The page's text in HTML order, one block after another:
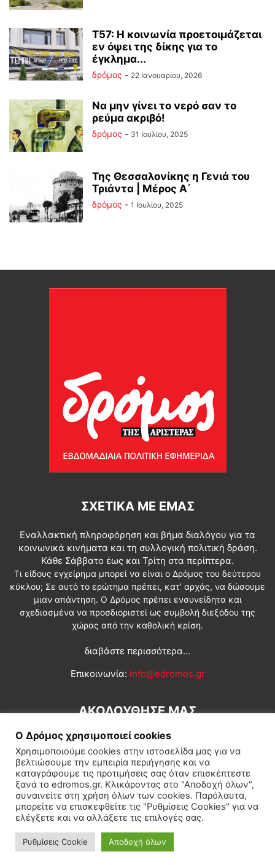
Τ57: Η κοινωνία προετοιμάζεται
εν όψει της δίκης για το
έγκλημα...
δρόμος - 22 Ιανουαρίου, 2026
Να μην γίνει το νερό σαν το
ρεύμα ακριβό!
δρόμος - 31 Ιουλίου, 2025
Της Θεσσαλονίκης η Γενιά του
Τριάντα | Μέρος Α΄
δρόμος - 1 Ιουλίου, 2025
ΣΧΕΤΙΚΆ ΜΕ ΕΜΆΣ
Εναλλακτική πληροφόρηση και βήμα διαλόγου για τα
κοινωνικά κινήματα και τη συλλογική πολιτική δράση.
Κάθε Σάββατο έως και Τρίτη στα περίπτερα.
Τι είδους εγχείρημα μπορεί να είναι ο Δρόμος του δεύτερου
κύκλου; Σε αυτό το ερώτημα πρέπει, κατ’ αρχάς, να δώσουμε
μιαν απάντηση. Ο Δρόμος πρέπει ενσυνείδητα και
σχεδιασμένα να προσδιοριστεί ως συμβολή διεξόδου της
χώρας από την καθολική κρίση.
διαβάστε περισσότερα...
Επικοινωνία: info@edromos.gr
ΑΚΟΛΟΥΘΗΣΕ ΜΑΣ
Εγγραφή συνδρομητή Πολιτική Διεθνή Κοινωνία
Πολιτισμός Αφιερώματα
© Δρόμος της Αριστεράς
Ο Δρόμος χρησιμοποιεί cookies
Χρησιμοποιούμε cookies στην ιστοσελίδα μας για να
βελτιώσουμε την εμπειρία περιήγησης και να
καταγράφουμε τις προτιμήσεις σας όταν επισκέπτεστε
ξανά το edromos.gr. Κλικάροντας στο "Αποδοχή όλων",
συναινείτε στη χρήση όλων των cookies. Παρόλαυτα,
μπορείτε να επισκεφθείτε τις "Ρυθμίσεις Cookies" για να
ελέγξετε και να αλλάξετε τις επιλογές σας.
Ρυθμίσεις Cookie Αποδοχή όλων